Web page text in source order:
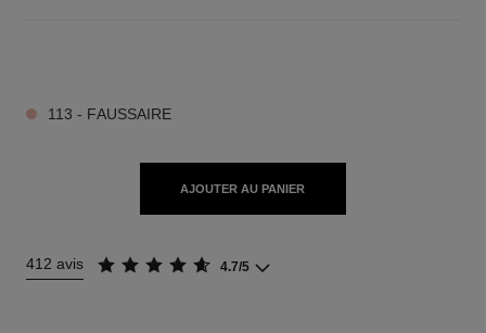
113 - FAUSSAIRE
AJOUTER AU PANIER
412 avis 4.7/5